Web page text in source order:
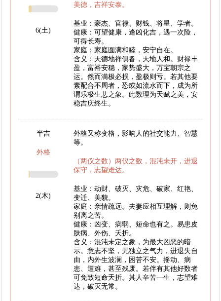
6(土)
美德，吉祥安泰。
基业：豪杰、官禄、财钱、将星、学者。
健康：可望健康，逢凶化吉，遇一次险，
可得长寿。
家庭：家庭圆满和睦，安宁自在。
含义：天德地祥俱备，天地人和。财禄丰
盈，富裕安稳，家势盛大，万宝朝宗之
运。然而满极必损，盈极则亏。若其他要
素配合不周者，恐或如流水而下，成为所
谓乐极生悲之象。此数理为天赋之美，安
稳吉庆终生。
半吉
外格
2(木)
外格又称变格，影响人的社交能力、智慧
等。
（两仪之数）两仪之数，混沌未开，进退
保守，志望难达。
基业：劫财、破灭、灾危、破家、红艳、
变迁、美貌。
家庭：亲情疏远。夫妻应相互理解，则免
别离之苦。
健康：凶变、病弱、短命也有之。易患皮
肤病、外伤、夭折。
含义：混沌未定之象，为最大凶恶的暗
示。意志不坚，无独立之气力，进退失自
由，内外生波澜，困苦不安。摇动、病
患、遭难，甚至残废。若伴有其他好数者
可免致短命夭折。其人辛苦一生，志望难
达，破灭无常。